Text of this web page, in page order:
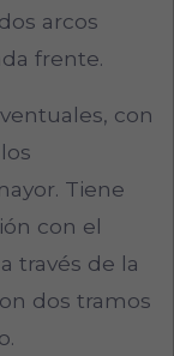
arcos
frente.
con
Tiene
con el
través de la
dos tramos